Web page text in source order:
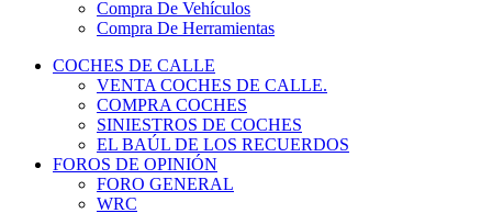
Compra De Vehículos
Compra De Herramientas
COCHES DE CALLE
VENTA COCHES DE CALLE.
COMPRA COCHES
SINIESTROS DE COCHES
EL BAÚL DE LOS RECUERDOS
FOROS DE OPINIÓN
FORO GENERAL
WRC